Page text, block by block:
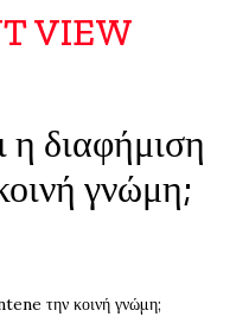
VIEW
διαφήμιση
γνώμη;
την κοινή γνώμη;